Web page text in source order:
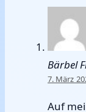
Bärbel
7. März
Auf